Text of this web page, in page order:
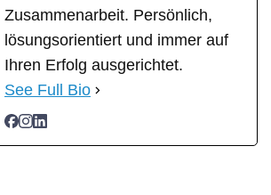
Zusammenarbeit. Persönlich,
lösungsorientiert und immer auf
Ihren Erfolg ausgerichtet.
See Full Bio